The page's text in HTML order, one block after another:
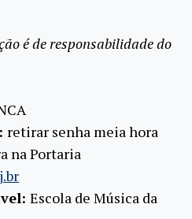
é de responsabilidade do
retirar senha meia hora
na Portaria
Escola de Música da